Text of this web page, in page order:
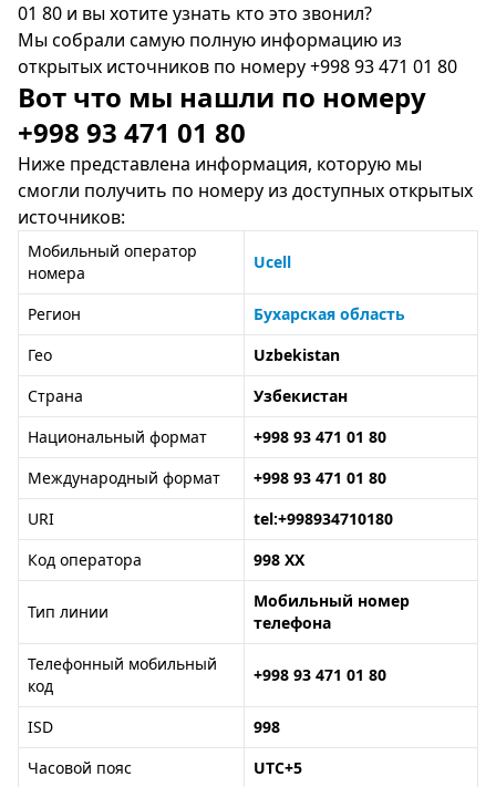
01 80 и вы хотите узнать кто это звонил?
Мы собрали самую полную информацию из
открытых источников по номеру +998 93 471 01 80
Вот что мы нашли по номеру
+998 93 471 01 80
Ниже представлена информация, которую мы
смогли получить по номеру из доступных открытых
источников:
Мобильный оператор
номера
Ucell
Регион
Бухарская область
Гео
Uzbekistan
Страна
Узбекистан
Национальный формат
+998 93 471 01 80
Международный формат
+998 93 471 01 80
URI
tel:+998934710180
Код оператора
998 XX
Тип линии
Мобильный номер
телефона
Телефонный мобильный
код
+998 93 471 01 80
ISD
998
Часовой пояс
UTC+5